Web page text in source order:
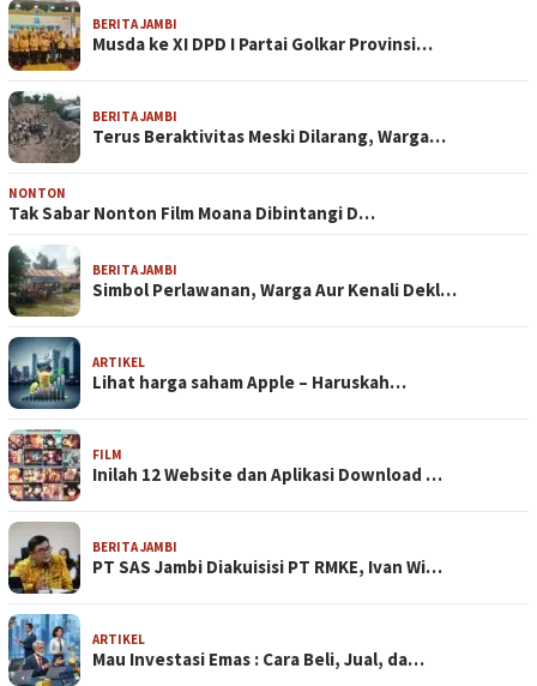
BERITA JAMBI
Musda ke XI DPD I Partai Golkar Provinsi…
BERITA JAMBI
Terus Beraktivitas Meski Dilarang, Warga…
NONTON
Tak Sabar Nonton Film Moana Dibintangi D…
BERITA JAMBI
Simbol Perlawanan, Warga Aur Kenali Dekl…
ARTIKEL
Lihat harga saham Apple – Haruskah…
FILM
Inilah 12 Website dan Aplikasi Download …
BERITA JAMBI
PT SAS Jambi Diakuisisi PT RMKE, Ivan Wi…
ARTIKEL
Mau Investasi Emas : Cara Beli, Jual, da…